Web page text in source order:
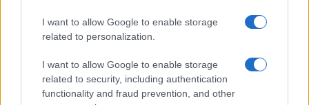
I want to allow Google to enable storage
related to personalization.
I want to allow Google to enable storage
related to security, including authentication
functionality and fraud prevention, and other